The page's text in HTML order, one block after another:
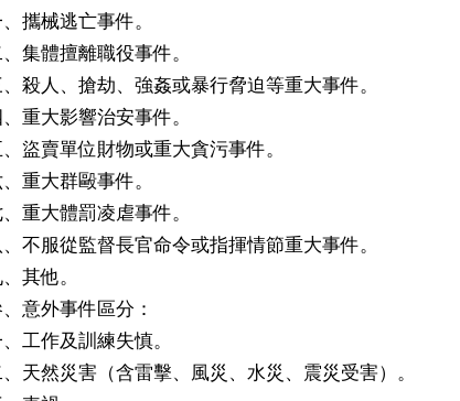
攜械逃亡事件。
、集體擅離職役事件。
、殺人、搶劫、強姦或暴行脅迫等重大事件。
、重大影響治安事件。
、盜賣單位財物或重大貪污事件。
重大群毆事件。
重大體罰凌虐事件。
、不服從監督長官命令或指揮情節重大事件。
其他。
意外事件區分：
工作及訓練失慎。
、天然災害（含雷擊、風災、水災、震災受害）。